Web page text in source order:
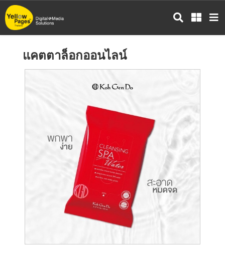
ข้าม
ไป
แคตตาล็อกออนไลน์